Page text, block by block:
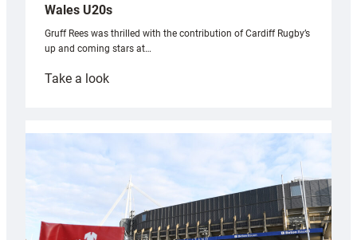
Wales U20s
Gruff Rees was thrilled with the contribution of Cardiff Rugby’s
up and coming stars at…
Take a look:
with
Cardiff
contribution
Wales
U20s